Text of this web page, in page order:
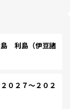
利島（伊豆諸
２７～２０２